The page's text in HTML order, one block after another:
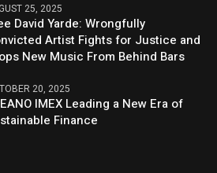
25, 2025
David Yarde: Wrongfully
Artist Fights for Justice and
New Music From Behind Bars
20, 2025
IMEX Leading a New Era of
Finance